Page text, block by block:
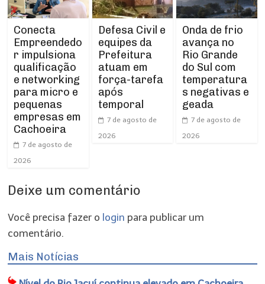
Conecta
Empreendedo
r impulsiona
qualificação
e networking
para micro e
pequenas
empresas em
Cachoeira
7 de agosto de
2026
Defesa Civil e
equipes da
Prefeitura
atuam em
força-tarefa
após
temporal
7 de agosto de
2026
Onda de frio
avança no
Rio Grande
do Sul com
temperatura
s negativas e
geada
7 de agosto de
2026
Deixe um comentário
Você precisa fazer o login para publicar um
comentário.
Mais Notícias